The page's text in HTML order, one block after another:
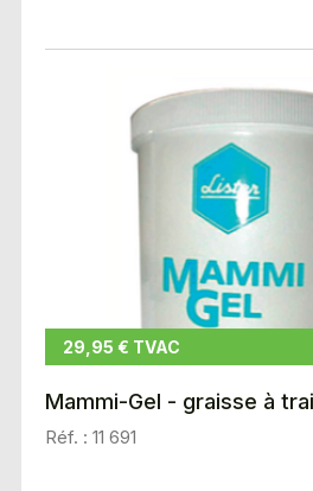
29,95 € TVAC
Mammi-Gel - graisse à
Réf. : 11 691